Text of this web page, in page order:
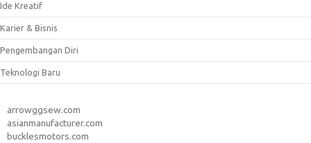
Ide Kreatif
Karier & Bisnis
Pengembangan Diri
Teknologi Baru
arrowggsew.com
asianmanufacturer.com
bucklesmotors.com